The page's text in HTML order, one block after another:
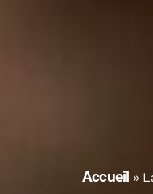
Accueil »